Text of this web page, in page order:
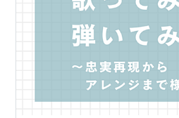
75 でんき
75 かくとう/はがね
77 ドラゴン/じめん